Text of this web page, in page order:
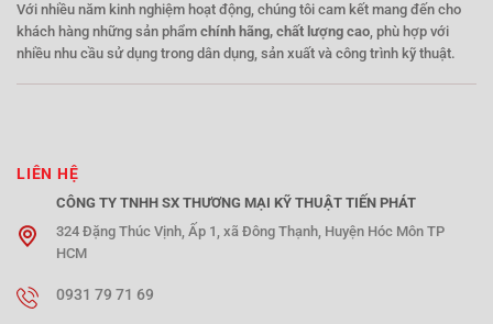
Với nhiều năm kinh nghiệm hoạt động, chúng tôi cam kết mang đến cho
khách hàng những sản phẩm chính hãng, chất lượng cao, phù hợp với
nhiều nhu cầu sử dụng trong dân dụng, sản xuất và công trình kỹ thuật.
LIÊN HỆ
CÔNG TY TNHH SX THƯƠNG MẠI KỸ THUẬT TIẾN PHÁT
324 Đặng Thúc Vịnh, Ấp 1, xã Đông Thạnh, Huyện Hóc Môn TP
HCM
0931 79 71 69